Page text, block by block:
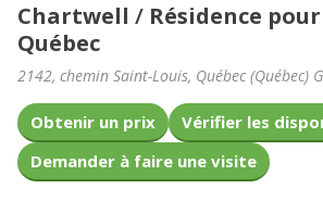
Chartwell / Résidence
Québec
2142, chemin Saint-Louis, Québec(Québec)
Obtenir un prix
Vérifier les
Demander à faire une visite